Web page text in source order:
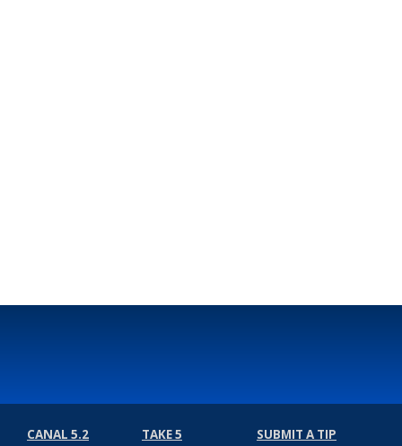
CANAL 5.2 TAKE 5 SUBMIT A TIP